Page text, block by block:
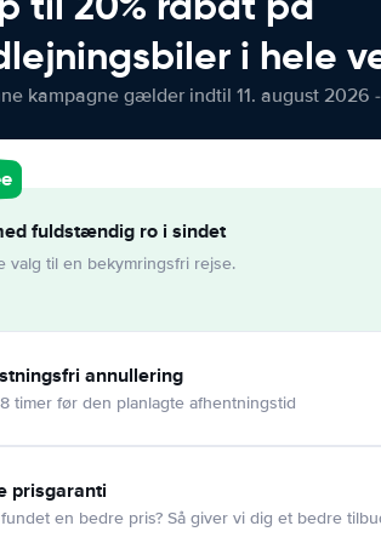
i hele
kampagne gælder indtil 11. august 2026
fuldstændig ro i sindet
valg til en bekymringsfri rejse.
annullering
timer før den planlagte afhentningstid
prisgaranti
en bedre pris? Så giver vi dig et bedre